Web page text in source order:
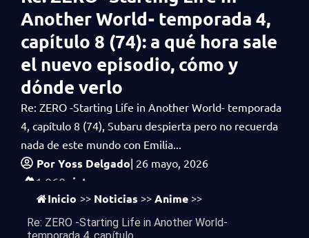
Another World- temporada 4,
capítulo 8 (74): a qué hora sale
el nuevo episodio, cómo y
dónde verlo
Re: ZERO -Starting Life in Another World- temporada
4, capítulo 8 (74), Subaru despierta pero no recuerda
nada de este mundo con Emilia...
PorYoss Delgado| 26 mayo, 2026
1,060 vistas
Inicio >> Noticias >> Anime >>
Re: ZERO -Starting Life in Another World-